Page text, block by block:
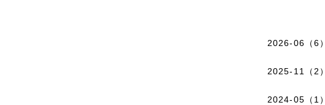
2026-06（6）
2025-11（2）
2024-05（1）